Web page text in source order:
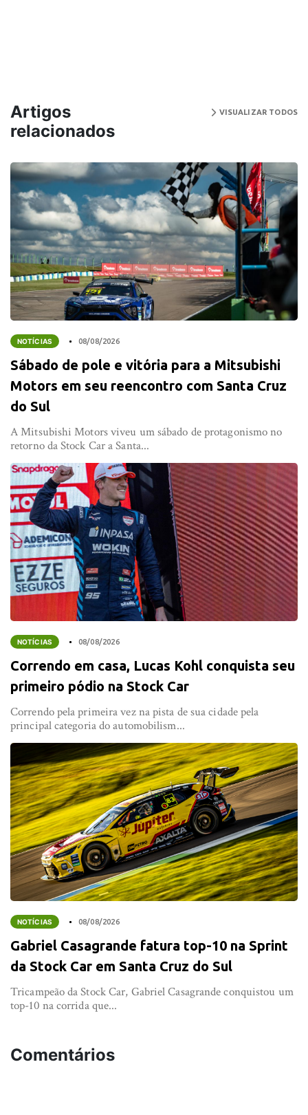
Artigos
relacionados
VISUALIZAR TODOS
NOTÍCIAS 08/08/2026
Sábado de pole e vitória para a Mitsubishi
Motors em seu reencontro com Santa Cruz
do Sul
A Mitsubishi Motors viveu um sábado de protagonismo no
retorno da Stock Car a Santa...
NOTÍCIAS 08/08/2026
Correndo em casa, Lucas Kohl conquista seu
primeiro pódio na Stock Car
Correndo pela primeira vez na pista de sua cidade pela
principal categoria do automobilism...
NOTÍCIAS 08/08/2026
Gabriel Casagrande fatura top-10 na Sprint
da Stock Car em Santa Cruz do Sul
Tricampeão da Stock Car, Gabriel Casagrande conquistou um
top-10 na corrida que...
Comentários